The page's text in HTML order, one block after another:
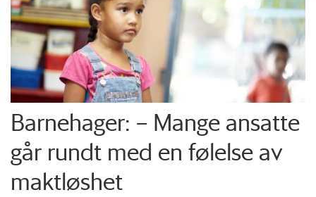
Barnehager: – Mange ansatte
går rundt med en følelse av
maktløshet